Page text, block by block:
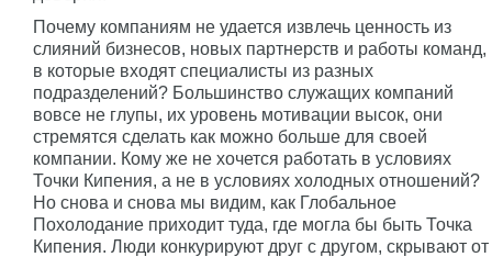
Почему компаниям не удается извлечь ценность из
слияний бизнесов, новых партнерств и работы команд,
в которые входят специалисты из разных
подразделений? Большинство служащих компаний
вовсе не глупы, их уровень мотивации высок, они
стремятся сделать как можно больше для своей
компании. Кому же не хочется работать в условиях
Точки Кипения, а не в условиях холодных отношений?
Но снова и снова мы видим, как Глобальное
Похолодание приходит туда, где могла бы быть Точка
Кипения. Люди конкурируют друг с другом, скрывают от